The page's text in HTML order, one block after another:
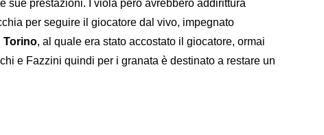
sue prestazioni. I viola però avrebbero addirittura
per seguire il giocatore dal vivo, impegnato
Torino, al quale era stato accostato il giocatore, ormai
e Fazzini quindi per i granata è destinato a restare un